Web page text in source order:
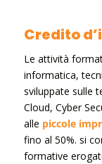
Credito
Le attività
informatica,
sviluppate sulle
Cloud, Cyber
alle piccole
fino al 50%. si
formative